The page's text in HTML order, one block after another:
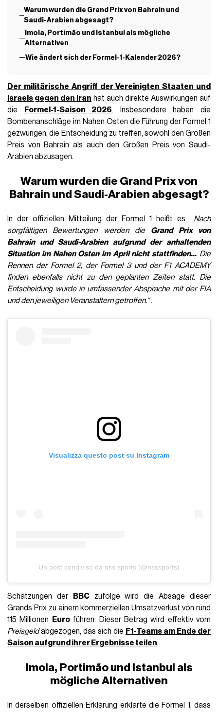
Warum wurden die Grand Prix von Bahrain und
Saudi-Arabien abgesagt?
Imola, Portimão und Istanbul als mögliche
Alternativen
Wie ändert sich der Formel-1-Kalender 2026?
Der militärische Angriff der Vereinigten Staaten und
Israels gegen den Iran hat auch direkte Auswirkungen auf
die
Formel-1-Saison 2026. Insbesondere haben die
Bombenanschläge im Nahen Osten die Führung der Formel 1
gezwungen, die Entscheidung zu treffen, sowohl den Großen
Preis von Bahrain als auch den Großen Preis von Saudi-
Arabien abzusagen.
Warum wurden die Grand Prix von
Bahrain und Saudi-Arabien abgesagt?
In der offiziellen Mitteilung der Formel 1 heißt es: „Nach
sorgfältigen Bewertungen werden die Grand Prix von
Bahrain und Saudi-Arabien aufgrund der anhaltenden
Situation im Nahen Osten im April nicht stattfinden... Die
Rennen der Formel 2, der Formel 3 und der F1 ACADEMY
finden ebenfalls nicht zu den geplanten Zeiten statt. Die
Entscheidung wurde in umfassender Absprache mit der FIA
und den jeweiligen Veranstaltern getroffen.“.
Visualizza questo post su Instagram
Un post condiviso da nss sports (@nsssports)
Schätzungen der BBCzufolge wird die Absage dieser
Grands Prix zu einem kommerziellen Umsatzverlust von rund
115 Millionen
Euroführen. Dieser Betrag wird effektiv vom
Preisgeldabgezogen, das sich die F1-Teams am Ende der
Saison aufgrund ihrer Ergebnisse teilen.
Imola, Portimão und Istanbul als
mögliche Alternativen
In derselben offiziellen Erklärung erklärte die Formel 1, dass